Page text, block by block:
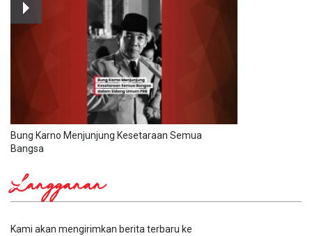
Bung Karno Menjunjung Kesetaraan Semua
Bangsa
Langganan
Kami akan mengirimkan berita terbaru ke